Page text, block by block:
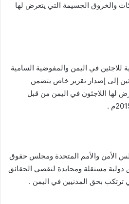
والخروق الجسيمة التي يتعرض لها
للاجئين في اليمن والمفوضية السامية
إلى إصدار تقرير خاص يتضمن
لها اللاجئون في اليمن من قبل
الأمن والأمم المتحدة ومجلس حقوق
دولية مستقلة ومحايدة لتقصي الحقائق
ترتكب بحق المدنيين في اليمن .